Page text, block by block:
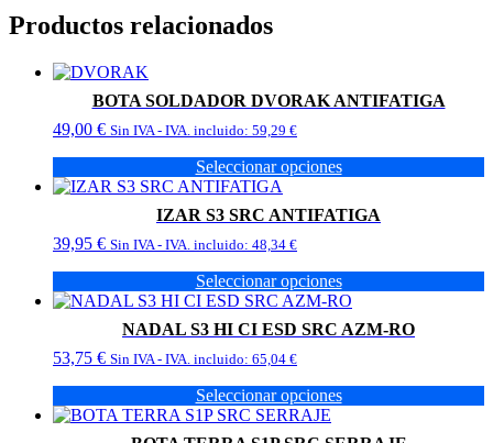
Productos relacionados
BOTA SOLDADOR DVORAK ANTIFATIGA
49,00 € Sin IVA - IVA. incluido: 59,29 €
Seleccionar opciones
Este
múltiples
opciones
elegir
en
la
página
IZAR S3 SRC ANTIFATIGA
39,95 € Sin IVA - IVA. incluido: 48,34 €
Seleccionar opciones
Este
múltiples
opciones
NADAL S3 HI CI ESD SRC AZM-RO
53,75 € Sin IVA - IVA. incluido: 65,04 €
Seleccionar opciones
Este